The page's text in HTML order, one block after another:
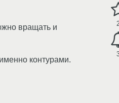
вращать и
контурами.